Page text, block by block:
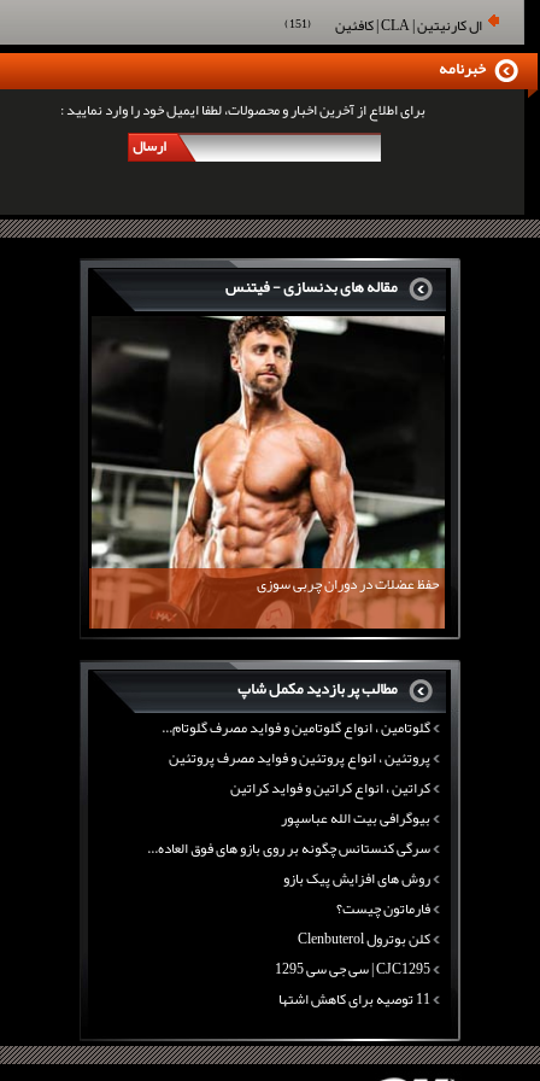
ال کارنیتین | CLA | کافئین (151)
برای اطلاع از آخرین اخبار و محصولات، لطفا ایمیل خود را وارد نمایید :
ارسال
خبرنامه
مقاله های بدنسازی - فیتنس
حفظ عضلات در دوران چربی سوزی
مطالب پر بازدید مکمل شاپ
سرگی کنستانس چگونه بر روی بازو های فوق العاده...
روش های افزایش پیک بازو
فارماتون چیست؟
کلن بوترول Clenbuterol
CJC1295 | سی جی سی 1295
11 توصیه برای کاهش اشتها
معرفی یک برنامه غذایی جامع برای افزایش قد
چربی سوزی با چای سبز
بیوگرافی علی تبریزی
منابع پروتئینی غیر گوشتی
آرژنین ، فواید آرژنین و نقش آرژنین در بدن
گلوتامین ، انواع گلوتامین و فواید مصرف گلوتام...
پروتئین ، انواع پروتئین و فواید مصرف پروتئین
کراتین ، انواع کراتین و فواید کراتین
بیوگرافی بیت الله عباسپور
سرگی کنستانس چگونه بر روی بازو های فوق العاده...
روش های افزایش پیک بازو
فارماتون چیست؟
کلن بوترول Clenbuterol
CJC1295 | سی جی سی 1295
11 توصیه برای کاهش اشتها
چربی سوزی با چای سبز